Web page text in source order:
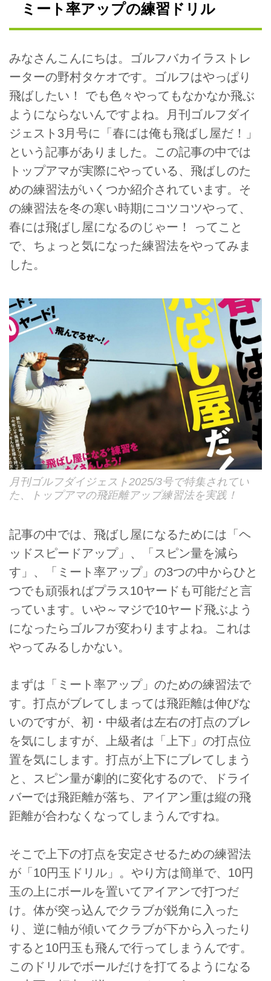
ミート率アップの練習ドリル
みなさんこんにちは。ゴルフバカイラストレ
ーターの野村タケオです。ゴルフはやっぱり
飛ばしたい！ でも色々やってもなかなか飛ぶ
ようにならないんですよね。月刊ゴルフダイ
ジェスト3月号に「春には俺も飛ばし屋だ！」
という記事がありました。この記事の中では
トップアマが実際にやっている、飛ばしのた
めの練習法がいくつか紹介されています。そ
の練習法を冬の寒い時期にコツコツやって、
春には飛ばし屋になるのじゃー！ ってこと
で、ちょっと気になった練習法をやってみま
した。
月刊ゴルフダイジェスト2025/3号で特集されてい
た、トップアマの飛距離アップ練習法を実践！
記事の中では、飛ばし屋になるためには「ヘ
ッドスピードアップ」、「スピン量を減ら
す」、「ミート率アップ」の3つの中からひと
つでも頑張ればプラス10ヤードも可能だと言
っています。いや～マジで10ヤード飛ぶよう
になったらゴルフが変わりますよね。これは
やってみるしかない。
まずは「ミート率アップ」のための練習法で
す。打点がブレてしまっては飛距離は伸びな
いのですが、初・中級者は左右の打点のブレ
を気にしますが、上級者は「上下」の打点位
置を気にします。打点が上下にブレてしまう
と、スピン量が劇的に変化するので、ドライ
バーでは飛距離が落ち、アイアン重は縦の飛
距離が合わなくなってしまうんですね。
そこで上下の打点を安定させるための練習法
が「10円玉ドリル」。やり方は簡単で、10円
玉の上にボールを置いてアイアンで打つだ
け。体が突っ込んでクラブが鋭角に入った
り、逆に軸が傾いてクラブが下から入ったり
すると10円玉も飛んで行ってしまうんです。
このドリルでボールだけを打てるようになる